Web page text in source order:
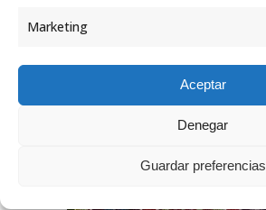
Marketing
Aceptar
Denegar
Guardar preferencias
Bolso rígido verde